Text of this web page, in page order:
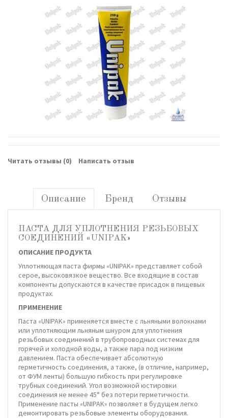
Читать отзывы (0) Написать отзыв
Описание Бренд Отзывы
ПАСТА ДЛЯ УПЛОТНЕНИЯ РЕЗЬБОВЫХ
СОЕДИНЕНИЙ «UNIPAK»
ОПИСАНИЕ ПРОДУКТА
Уплотняющая паста фирмы «UNIPAK» представляет собой
серое, высоковязкое вещество. Все входящие в состав
компоненты допускаются в качестве присадок в пищевых
продуктах.
ПРИМЕНЕНИЕ
Паста «UNIPAK» применяется вместе с льняными волокнами
или уплотняющим льняным шнуром для уплотнения
резьбовых соединений в трубопроводных системах для
горячей и холодной воды, а также пара под низким
давлением. Паста обеспечивает абсолютную
герметичность соединения, а также, (в отличие, например,
от ФУМ ленты) большую гибкость при регулировке
трубных соединений. Угол возможной юстировки
соединения не менее 45° без потери герметичности.
Применение пасты «UNIPAK» позволяет в будущем легко
демонтировать резьбовые элементы оборудования.